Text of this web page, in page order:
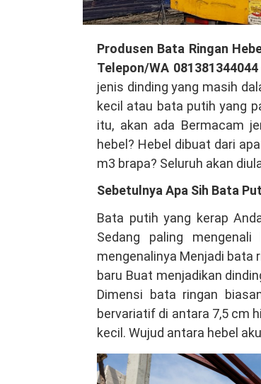
Produsen
Bata
Ringan
Hebel
di
Setu
Tangerang
Selatan,
Kualitas
Tinggi
Hubungi
VIA
Telepon/WA
081381344044
Produsen Bata Ringan
Telepon/WA 081381344044
jenis dinding yang masih
kecil atau bata putih yang
itu, akan ada Bermacam
hebel? Hebel dibuat dari
m3 brapa? Seluruh akan
Sebetulnya Apa Sih Bata
Bata putih yang kerap
Sedang paling
mengenalinya Menjadi bata
baru Buat menjadikan
Dimensi bata ringan
bervariatif di antara 7,5 cm
kecil. Wujud antara hebel